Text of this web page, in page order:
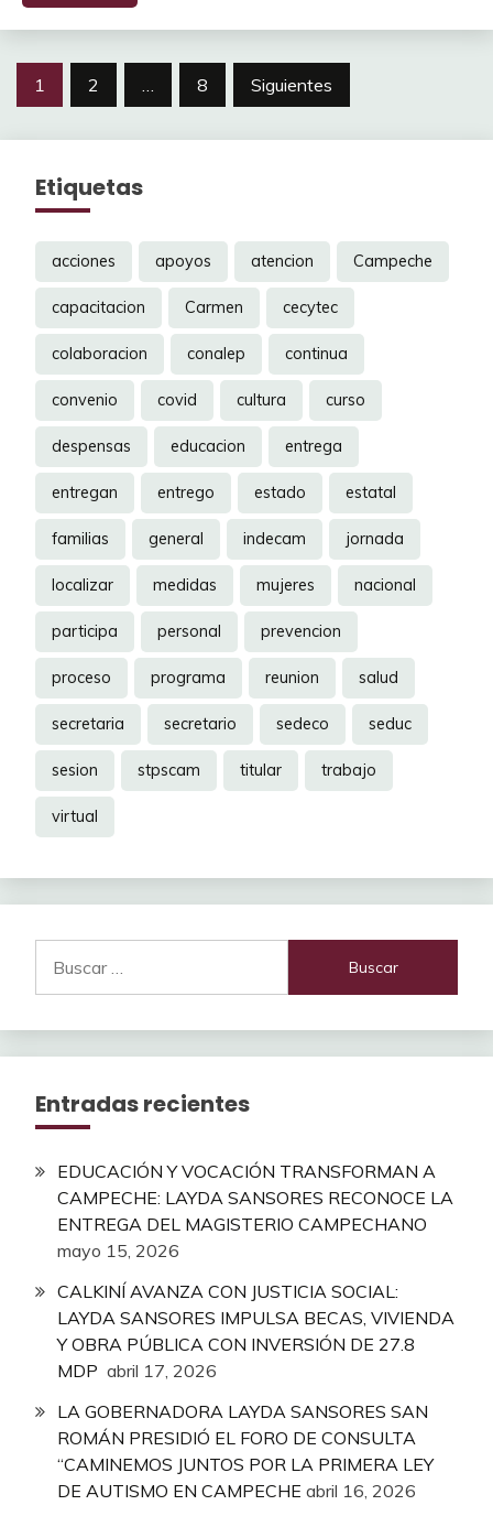
Navegación
1 2 … 8 Siguientes
Etiquetas
acciones apoyos atencion Campeche
capacitacion Carmen cecytec
colaboracion conalep continua
convenio covid cultura curso
despensas educacion entrega
entregan entrego estado estatal
familias general indecam jornada
localizar medidas mujeres nacional
participa personal prevencion
proceso programa reunion salud
secretaria secretario sedeco seduc
sesion stpscam titular trabajo
virtual
Entradas recientes
EDUCACIÓN Y VOCACIÓN TRANSFORMAN A
CAMPECHE: LAYDA SANSORES RECONOCE LA
ENTREGA DEL MAGISTERIO CAMPECHANO
mayo 15, 2026
CALKINÍ AVANZA CON JUSTICIA SOCIAL:
LAYDA SANSORES IMPULSA BECAS, VIVIENDA
Y OBRA PÚBLICA CON INVERSIÓN DE 27.8
MDP abril 17, 2026
LA GOBERNADORA LAYDA SANSORES SAN
ROMÁN PRESIDIÓ EL FORO DE CONSULTA
“CAMINEMOS JUNTOS POR LA PRIMERA LEY
DE AUTISMO EN CAMPECHE abril 16, 2026